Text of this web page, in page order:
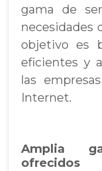
gama de
necesidades
objetivo es
eficientes y
las
Internet.
Amplia
ofrecidos